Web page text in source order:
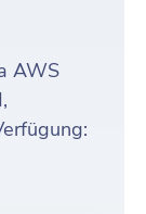
AWS